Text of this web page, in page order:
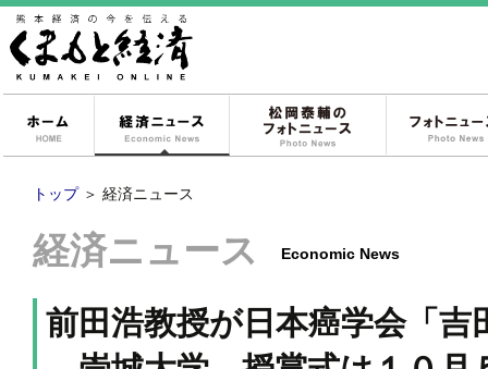
経済ニュース
トップ ＞ 経済ニュース
経済ニュース Economic News
前田浩教授が日本癌学会「吉